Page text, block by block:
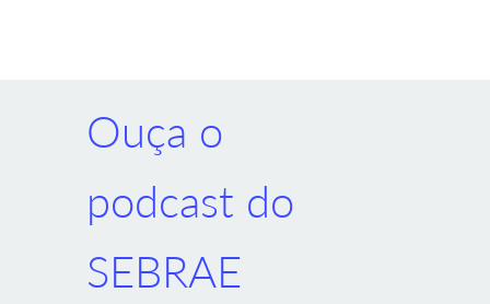
Ouça o
podcast do
SEBRAE